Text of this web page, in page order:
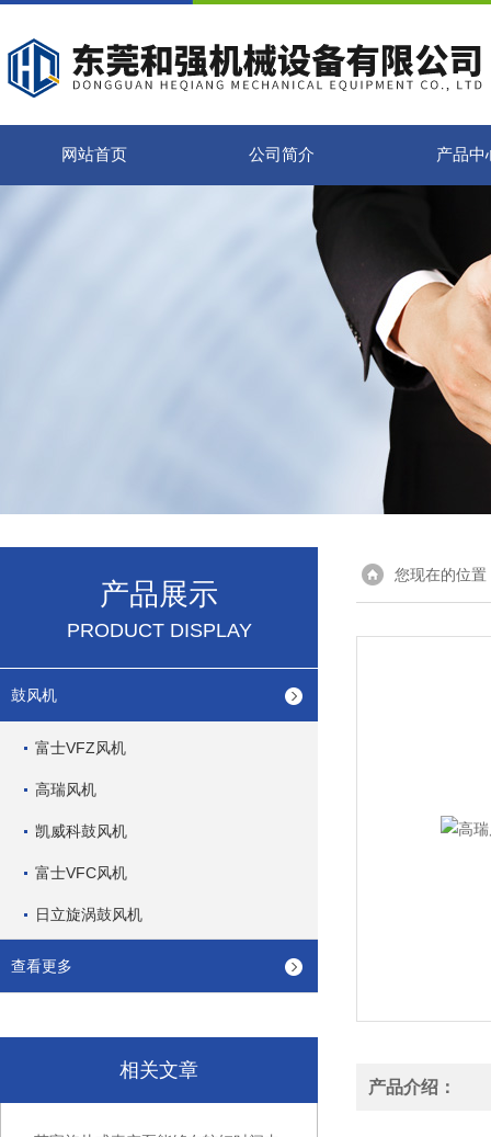
网站首页 公司简介 产品中
产品展示
PRODUCT DISPLAY
鼓风机
富士VFZ风机
高瑞风机
凯威科鼓风机
富士VFC风机
日立旋涡鼓风机
查看更多
相关文章
您现在的位置
产品介绍：